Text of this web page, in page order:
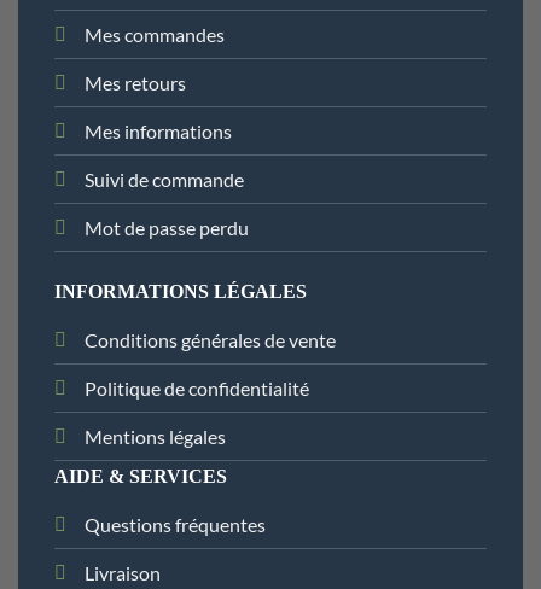
Mes commandes
Mes retours
Mes informations
Suivi de commande
Mot de passe perdu
INFORMATIONS LÉGALES
Conditions générales de vente
Politique de confidentialité
Mentions légales
AIDE & SERVICES
Questions fréquentes
Livraison